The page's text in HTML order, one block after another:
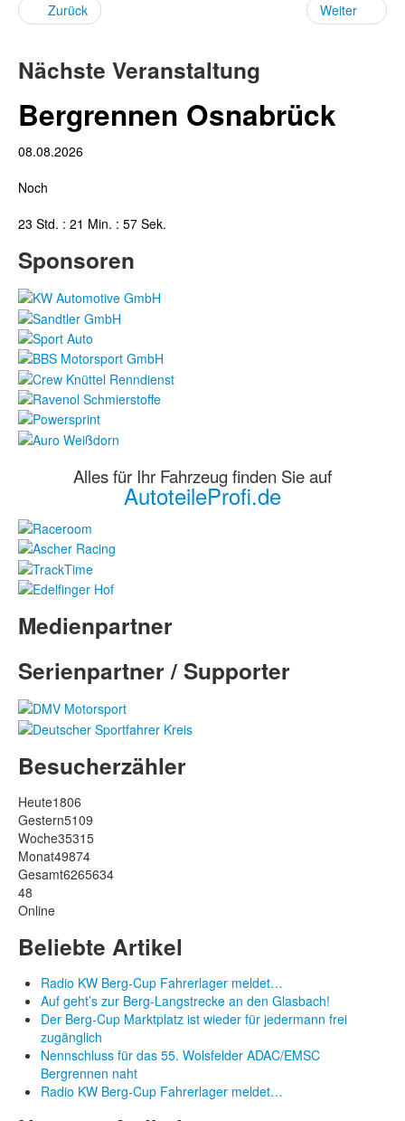
Zurück Weiter
Nächste Veranstaltung
Bergrennen Osnabrück
08.08.2026
Noch
23 Std. : 21 Min. : 57 Sek.
Sponsoren
Alles für Ihr Fahrzeug finden Sie auf
AutoteileProfi.de
Medienpartner
Serienpartner / Supporter
Besucherzähler
Heute1806
Gestern5109
Woche35315
Monat49874
Gesamt6265634
48
Online
Beliebte Artikel
Radio KW Berg-Cup Fahrerlager meldet…
Auf geht’s zur Berg-Langstrecke an den Glasbach!
Der Berg-Cup Marktplatz ist wieder für jedermann frei
zugänglich
Nennschluss für das 55. Wolsfelder ADAC/EMSC
Bergrennen naht
Radio KW Berg-Cup Fahrerlager meldet…